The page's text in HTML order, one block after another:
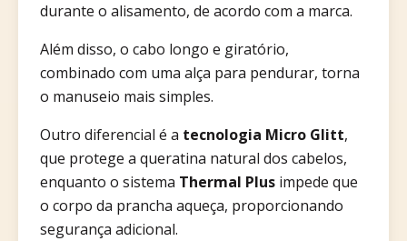
durante o alisamento, de acordo com a marca.
Além disso, o cabo longo e giratório,
combinado com uma alça para pendurar, torna
o manuseio mais simples.
Outro diferencial é a tecnologia Micro Glitt,
que protege a queratina natural dos cabelos,
enquanto o sistema Thermal Plus impede que
o corpo da prancha aqueça, proporcionando
segurança adicional.